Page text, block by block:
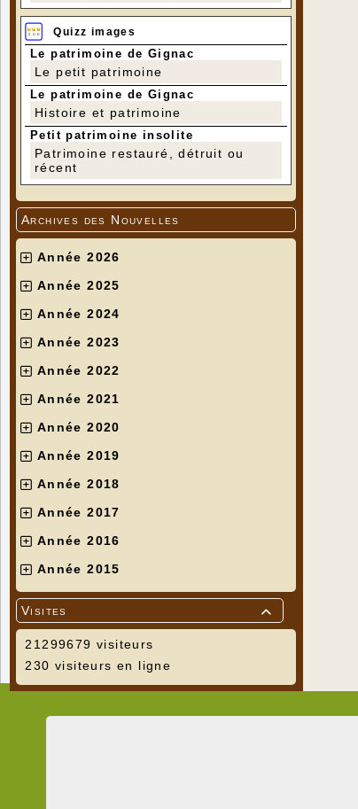
Quizz images
Le patrimoine de Gignac
Le petit patrimoine
Le patrimoine de Gignac
Histoire et patrimoine
Petit patrimoine insolite
Patrimoine restauré, détruit ou
récent
Archives des Nouvelles
Année 2026
Année 2025
Année 2024
Année 2023
Année 2022
Année 2021
Année 2020
Année 2019
Année 2018
Année 2017
Année 2016
Année 2015

Visites
21299679 visiteurs
230 visiteurs en ligne